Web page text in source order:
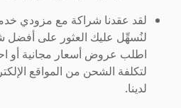
لقد عقدنا شراكة مع مزودي
لنُسهِّل عليك العثور على أفضل
اطلب عروض أسعار مجانية أو
لتكلفة الشحن من المواقع
لدينا.